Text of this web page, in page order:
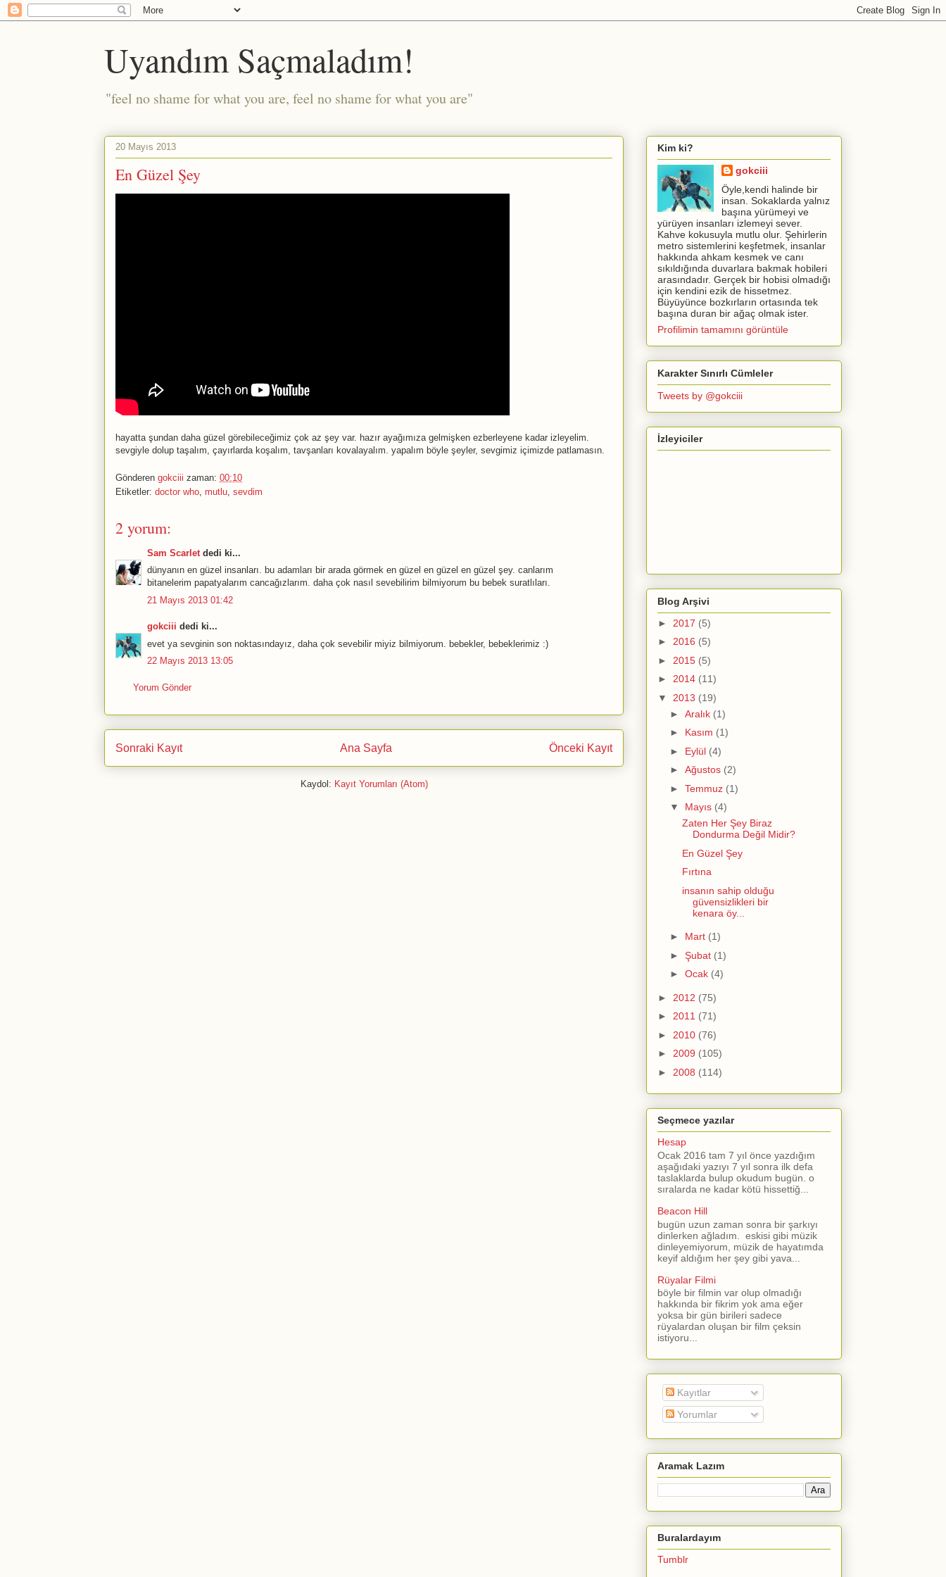
Uyandım Saçmaladım!
"feel no shame for what you are, feel no shame for what you are"
20 Mayıs 2013
En Güzel Şey
hayatta şundan daha güzel görebileceğimiz çok az şey var. hazır ayağımıza gelmişken ezberleyene kadar izleyelim.
sevgiyle dolup taşalım, çayırlarda koşalım, tavşanları kovalayalım. yapalım böyle şeyler, sevgimiz içimizde patlamasın.
Gönderen gokciii zaman: 00:10
Etiketler: doctor who mutlu sevdim
2 yorum:
Sam Scarlet dedi ki...
dünyanın en güzel insanları. bu adamları bir arada görmek en güzel en güzel en güzel şey. canlarım
bitanelerim papatyalarım cancağızlarım. daha çok nasıl sevebilirim bilmiyorum bu bebek suratlıları.
21 Mayıs 2013 01:42
gokciii dedi ki...
evet ya sevginin son noktasındayız, daha çok sevebilir miyiz bilmiyorum. bebekler, bebeklerimiz :)
22 Mayıs 2013 13:05
Yorum Gönder
Sonraki Kayıt Önceki Kayıt
Ana Sayfa
Kaydol: Kayıt Yorumları (Atom)
Kim ki?
gokciii
Öyle,kendi halinde bir
insan. Sokaklarda yalnız
başına yürümeyi ve
yürüyen insanları izlemeyi sever.
Kahve kokusuyla mutlu olur. Şehirlerin
metro sistemlerini keşfetmek, insanlar
hakkında ahkam kesmek ve canı
sıkıldığında duvarlara bakmak hobileri
arasındadır. Gerçek bir hobisi olmadığı
için kendini ezik de hissetmez.
Büyüyünce bozkırların ortasında tek
başına duran bir ağaç olmak ister.
Profilimin tamamını görüntüle
Karakter Sınırlı Cümleler
Tweets by @gokciii
İzleyiciler
Blog Arşivi
► 2017 (5)
► 2016 (5)
► 2015 (5)
► 2014 (11)
▼ 2013 (19)
► Aralık (1)
► Kasım (1)
► Eylül (4)
► Ağustos (2)
► Temmuz (1)
▼ Mayıs (4)
Zaten Her Şey Biraz
Dondurma Değil Midir?
En Güzel Şey
Fırtına
insanın sahip olduğu
güvensizlikleri bir
kenara öy...
► Mart (1)
► Şubat (1)
► Ocak (4)
► 2012 (75)
► 2011 (71)
► 2010 (76)
► 2009 (105)
► 2008 (114)
Seçmece yazılar
Hesap
Ocak 2016 tam 7 yıl önce yazdığım
aşağıdaki yazıyı 7 yıl sonra ilk defa
taslaklarda bulup okudum bugün. o
sıralarda ne kadar kötü hissettiğ...
Beacon Hill
bugün uzun zaman sonra bir şarkıyı
dinlerken ağladım. eskisi gibi müzik
dinleyemiyorum, müzik de hayatımda
keyif aldığım her şey gibi yava...
Rüyalar Filmi
böyle bir filmin var olup olmadığı
hakkında bir fikrim yok ama eğer
yoksa bir gün birileri sadece
rüyalardan oluşan bir film çeksin
istiyoru...
Kayıtlar
Yorumlar
Aramak Lazım
Buralardayım
Tumblr